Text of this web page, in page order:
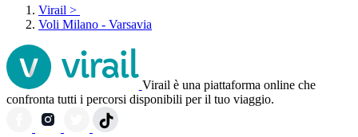
Virail >
Voli Milano - Varsavia
Virail è una piattaforma online che
confronta tutti i percorsi disponibili per il tuo viaggio.